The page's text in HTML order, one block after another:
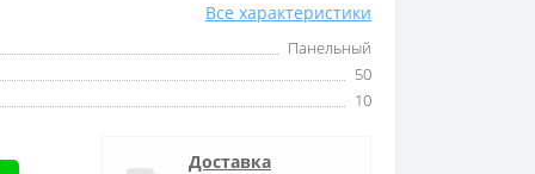
Все характеристики
Панельный
50
10
Доставка